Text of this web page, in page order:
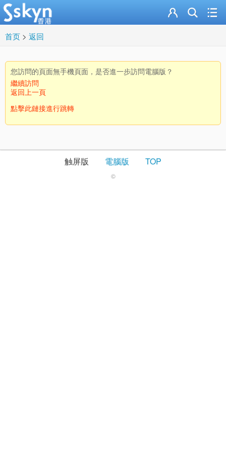
首页 > 返回
您訪問的頁面無手機頁面，是否進一步訪問電腦版？
繼續訪問
返回上一頁
點擊此鏈接進行跳轉
触屏版 電腦版 TOP
©